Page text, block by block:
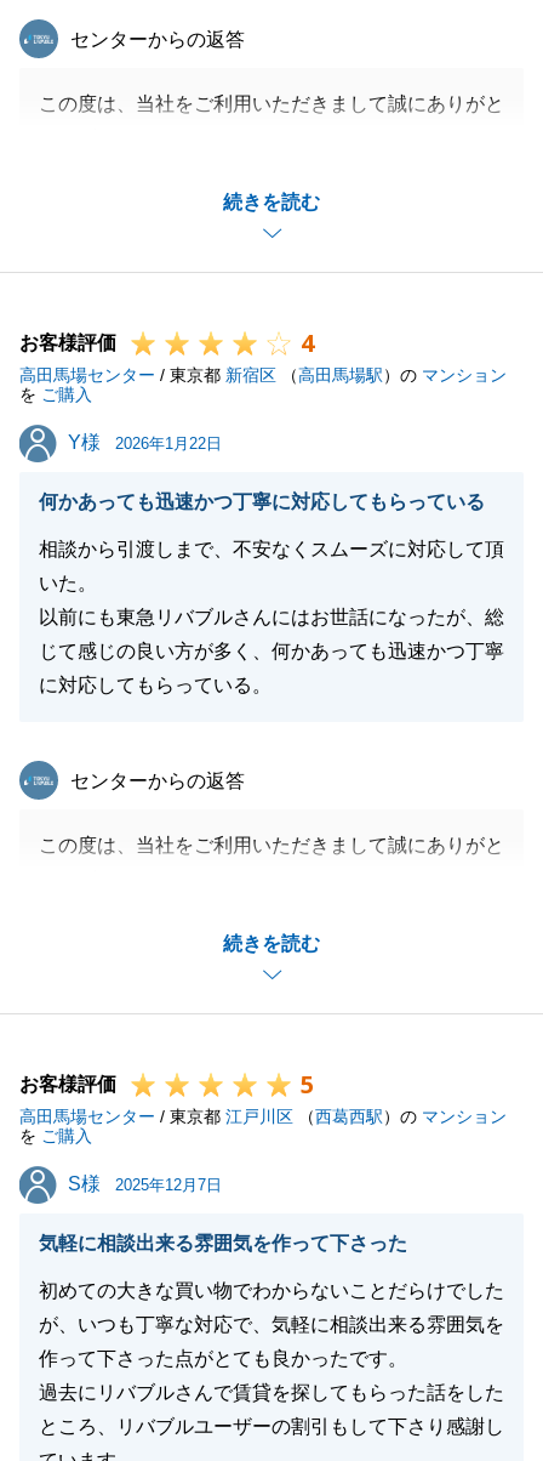
続きを読む
東急リバブル
センターからの返答
この度は、当社をご利用いただきまして誠にありがと
できる限りご不安を解消しつつスムーズに進められる
よう努めた結果、無事にお取引を完了できたことを大
また是非ともご挨拶にお伺いさせてください。
この度は、誠にありがとうございました。
お客様評価 4
高田馬場センター / 東京都 新宿区 （高田馬場駅）の マンション
を ご購入
Y様
Y様 2026年1月22日
何かあっても迅速かつ丁寧に対応してもらっている
相談から引渡しまで、不安なくスムーズに対応して頂
いた。
以前にも東急リバブルさんにはお世話になったが、総
じて感じの良い方が多く、何かあっても迅速かつ丁寧
に対応してもらっている。
続きを読む
東急リバブル
センターからの返答
この度は、当社をご利用いただきまして誠にありがと
できる限りご不安を解消しつつスムーズに進められる
よう努めた結果、無事にお取引を完了できたことを大
また是非ともご挨拶にお伺いさせてください。この度
は、誠にありがとうございました。
お客様評価 5
高田馬場センター / 東京都 江戸川区 （西葛西駅）の マンション
を ご購入
S様
S様 2025年12月7日
気軽に相談出来る雰囲気を作って下さった
初めての大きな買い物でわからないことだらけでした
が、いつも丁寧な対応で、気軽に相談出来る雰囲気を
作って下さった点がとても良かったです。
過去にリバブルさんで賃貸を探してもらった話をした
ところ、リバブルユーザーの割引もして下さり感謝し